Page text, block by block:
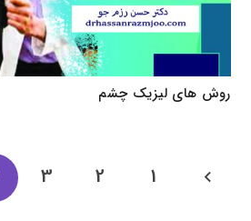
روش های لیزیک چشم
1
2
3